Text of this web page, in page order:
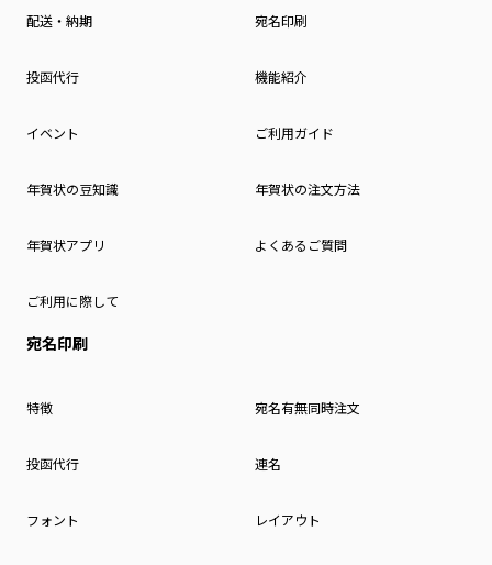
配送・納期 宛名印刷
投函代行 機能紹介
イベント ご利用ガイド
年賀状の豆知識 年賀状の注文方法
年賀状アプリ よくあるご質問
ご利用に際して
宛名印刷
特徴 宛名有無同時注文
投函代行 連名
フォント レイアウト